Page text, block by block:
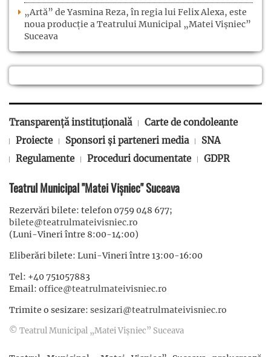
„Artă” de Yasmina Reza, în regia lui Felix Alexa, este
noua producție a Teatrului Municipal „Matei Vișniec”
Suceava
Transparență instituțională
Carte de condoleante
Proiecte
Sponsori și parteneri media
SNA
Regulamente
Proceduri documentate GDPR
Teatrul Municipal "Matei Vișniec" Suceava
Rezervări bilete: telefon 0759 048 677;
bilete@teatrulmateivisniec.ro
(Luni-Vineri între 8:00-14:00)
Eliberări bilete: Luni-Vineri între 13:00-16:00
Tel: +40 751057883
Email: office@teatrulmateivisniec.ro
Trimite o sesizare: sesizari@teatrulmateivisniec.ro
© Teatrul Municipal „Matei Vișniec” Suceava